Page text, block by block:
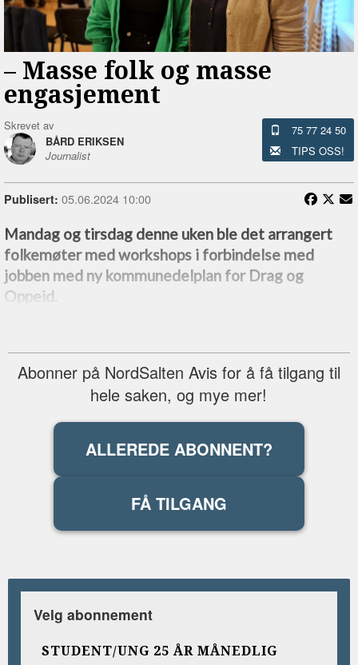
–⁠ Masse folk og masse
engasjement
Skrevet av
BÅRD ERIKSEN
Journalist
75 77 24 50
TIPS OSS!
Publisert: 05.06.2024 10:00
Mandag og tirsdag denne uken ble det arrangert
folkemøter med workshops i forbindelse med
jobben med ny kommunedelplan for Drag og
Oppeid.
Abonner på NordSalten Avis for å få tilgang til
hele saken, og mye mer!
ALLEREDE ABONNENT?
FÅ TILGANG
Velg abonnement
STUDENT/UNG 25 ÅR MÅNEDLIG